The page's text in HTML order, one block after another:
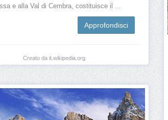
e alla Val di Cembra, costituisce il ...
Approfondisci
Creato da it.wikipedia.org